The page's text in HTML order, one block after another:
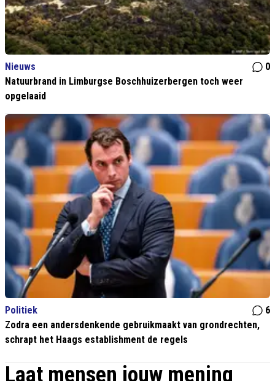
Nieuws
0
Natuurbrand in Limburgse Boschhuizerbergen toch weer
opgelaaid
Politiek
6
Zodra een andersdenkende gebruikmaakt van grondrechten,
schrapt het Haags establishment de regels
Laat mensen jouw mening